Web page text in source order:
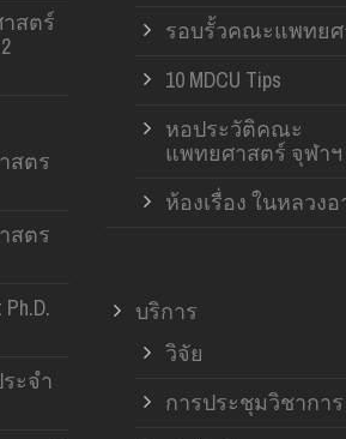
สตร์
สตร
สตร
ะจำ
รอบรั้วคณะแพทย
10 MDCU Tips
หอประวัติคณะ
แพทยศาสตร์ จุฬาฯ
ห้องเรื่อง ในหลวง
บริการ
วิจัย
การประชุมวิชาการ